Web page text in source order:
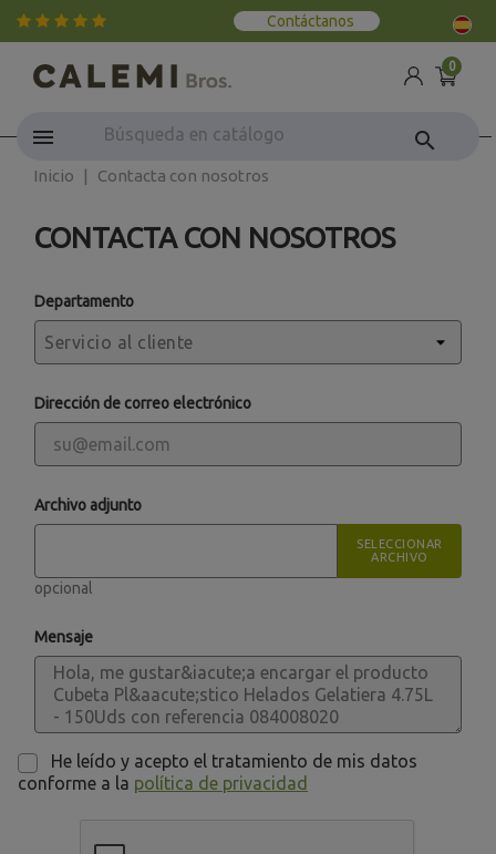
Contáctanos
0
search
Inicio Contacta con nosotros
CONTACTA CON NOSOTROS
Departamento
Dirección de correo electrónico
Archivo adjunto
SELECCIONAR
ARCHIVO
opcional
Mensaje
He leído y acepto el tratamiento de mis datos
conforme a la política de privacidad